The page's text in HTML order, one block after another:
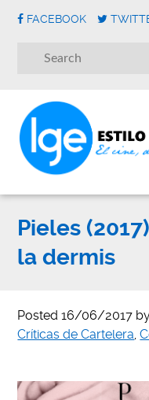
FACEBOOK
Pieles
la dermis
Posted16/06/2017
Críticas de Cartelera,